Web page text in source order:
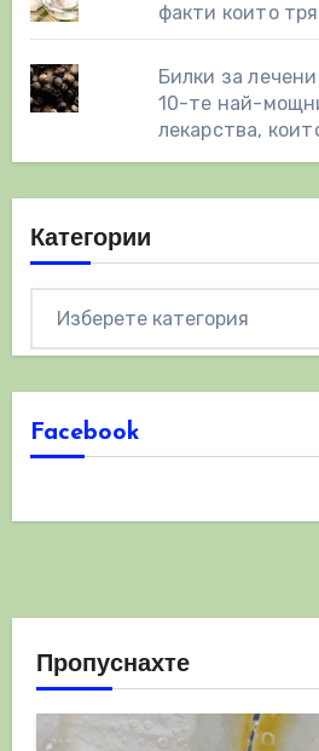
факти които
Билки за
10-те най-
лекарства,
Категории
Facebook
Пропуснахте